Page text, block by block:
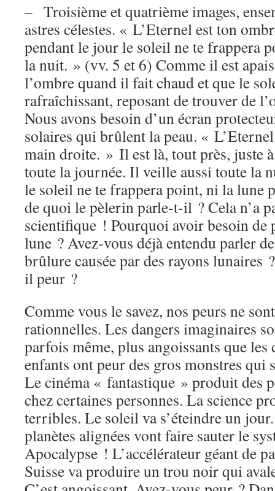
– Troisième et quatrième images,
astres célestes. « L’Eternel est ton
pendant le jour le soleil ne te frappera
la nuit. » (vv. 5 et 6) Comme il est
l’ombre quand il fait chaud et que le
rafraîchissant, reposant de trouver de
Nous avons besoin d’un écran
solaires qui brûlent la peau. «
main droite. » Il est là, tout près, juste
toute la journée. Il veille aussi toute la
le soleil ne te frappera point, ni la lune
de quoi le pèlerin parle-t-il ? Cela n’a
scientifique ! Pourquoi avoir besoin de
lune ? Avez-vous déjà entendu parler
brûlure causée par des rayons lunaires
il peur ?
Comme vous le savez, nos peurs ne
rationnelles. Les dangers imaginaires
parfois même, plus angoissants que les
enfants ont peur des gros monstres qui
Le cinéma « fantastique » produit des
chez certaines personnes. La science
terribles. Le soleil va s’éteindre un
planètes alignées vont faire sauter le
Apocalypse ! L’accélérateur géant de
Suisse va produire un trou noir qui